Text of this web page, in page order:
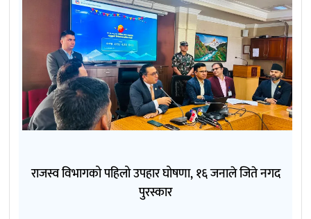
राजस्व विभागको पहिलो उपहार घोषणा, १६ जनाले जिते नगद
पुरस्कार